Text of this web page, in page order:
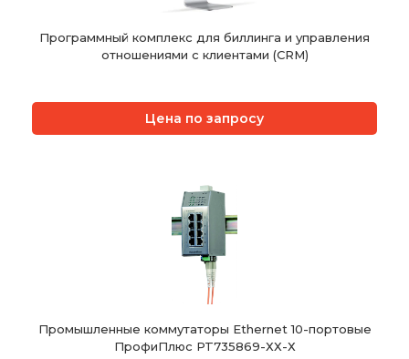
Программный комплекс для биллинга и управления
отношениями с клиентами (CRM)
Цена по запросу
Промышленные коммутаторы Ethernet 10-портовые
ПрофиПлюс PT735869-ХХ-Х